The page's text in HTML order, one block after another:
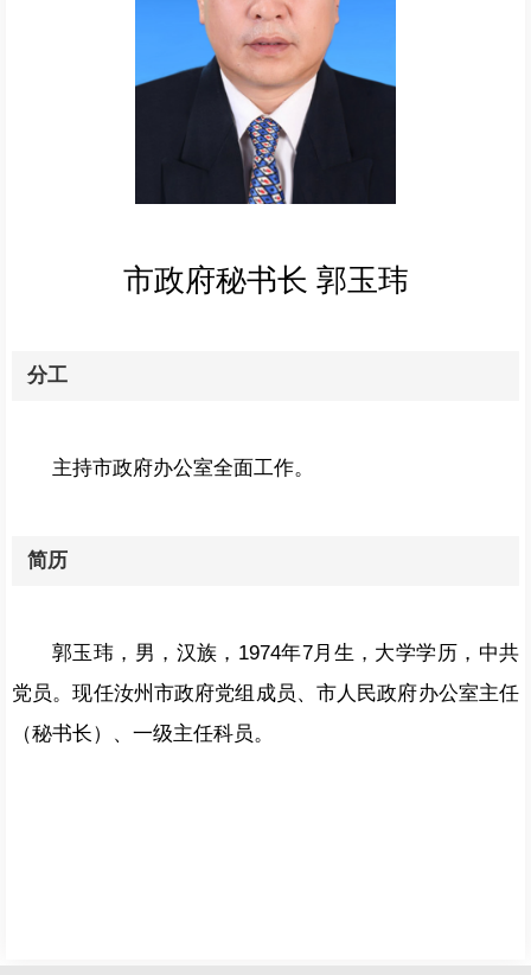
市政府秘书长 郭玉玮
分工
主持市政府办公室全面工作。
简历
郭玉玮，男， 汉族， 1974年7月生，大学学历，中共
党员。现任汝州市政府党组成员、市人民政府办公室主任
（秘书长）、一级主任科员。